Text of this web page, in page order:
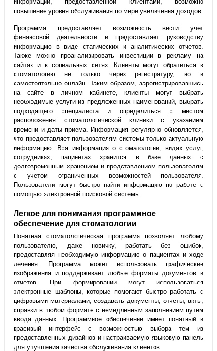
информации, предоставленной клиентами, возможно
повышение уровня обслуживания по мере увеличения доходов.
Программа предоставляет возможность вести учет
финансовой деятельности и предоставляет руководству
информацию в виде статических и аналитических отчетов.
Также можно проанализировать инвестиции в рекламу на
сайтах и в социальных сетях. Клиенты могут обратиться в
стоматологию не только через регистратуру, но и
самостоятельно онлайн. Таким образом, зарегистрировавшись
на сайте в личном кабинете, клиенты могут выбрать
необходимые услуги из предложенных наименований, выбрать
подходящего специалиста и определиться с местом
расположения стоматологической клиники с указанием
времени и даты приема. Информация регулярно обновляется,
что предоставляет пользователям системы только актуальную
информацию. Вся информация о стоматологии, видах услуг,
сотрудниках, пациентах хранится в базе данных с
долговременным хранением и представлением пользователям
с учетом ограниченных возможностей пользователя.
Пользователи могут быстро найти информацию по работе с
помощью электронной поисковой системы.
Легкое для понимания программное
обеспечение для стоматологии
Понятная стоматологическая программа позволяет любому
пользователю, даже новичку, работать без ошибок,
предоставляя необходимую информацию о пациентах и ходе
лечения. Программа может использовать графические
изображения и поддерживает любые форматы документов и
отчетов. При формировании могут использоваться
электронные шаблоны, которые помогают быстро работать с
цифровыми материалами, создавать документы, отчеты, акты,
справки в любом формате с немедленным заполнением путем
ввода данных. Программное обеспечение имеет понятный и
красивый интерфейс с возможностью выбора тем из
предоставленных дизайнов и настраиваемую языковую панель
для улучшения качества обслуживания клиентов.